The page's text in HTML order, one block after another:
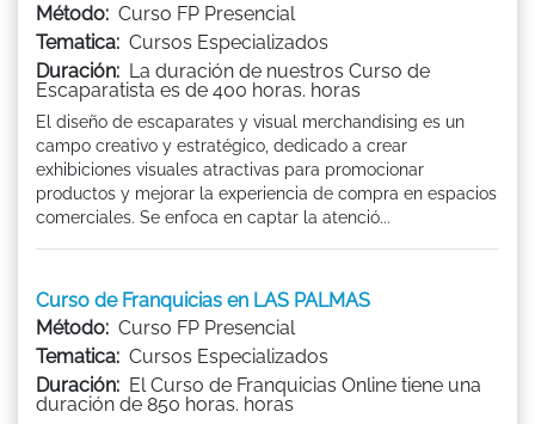
Método: Curso FP Presencial
Tematica: Cursos Especializados
Duración: La duración de nuestros Curso de
Escaparatista es de 400 horas. horas
El diseño de escaparates y visual merchandising es un
campo creativo y estratégico, dedicado a crear
exhibiciones visuales atractivas para promocionar
productos y mejorar la experiencia de compra en espacios
comerciales. Se enfoca en captar la atenció...
Curso de Franquicias en LAS PALMAS
Método: Curso FP Presencial
Tematica: Cursos Especializados
Duración: El Curso de Franquicias Online tiene una
duración de 850 horas. horas